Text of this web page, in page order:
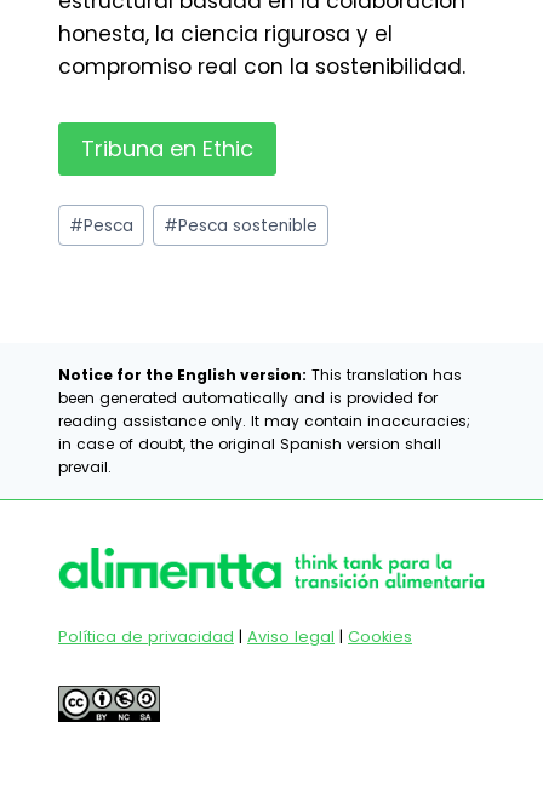
honesta, la ciencia rigurosa y el
compromiso real con la sostenibilidad.
Tribuna en Ethic
Etiquetas
de
#Pesca #Pesca sostenible
Notice for the English version: This translation has
been generated automatically and is provided for
reading assistance only. It may contain inaccuracies;
in case of doubt, the original Spanish version shall
prevail.
Política de privacidad | Aviso legal | Cookies